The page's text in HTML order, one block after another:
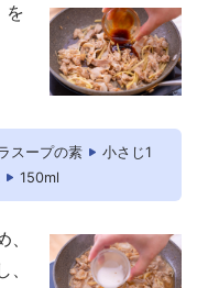
を
スープの素
小さじ1
150ml